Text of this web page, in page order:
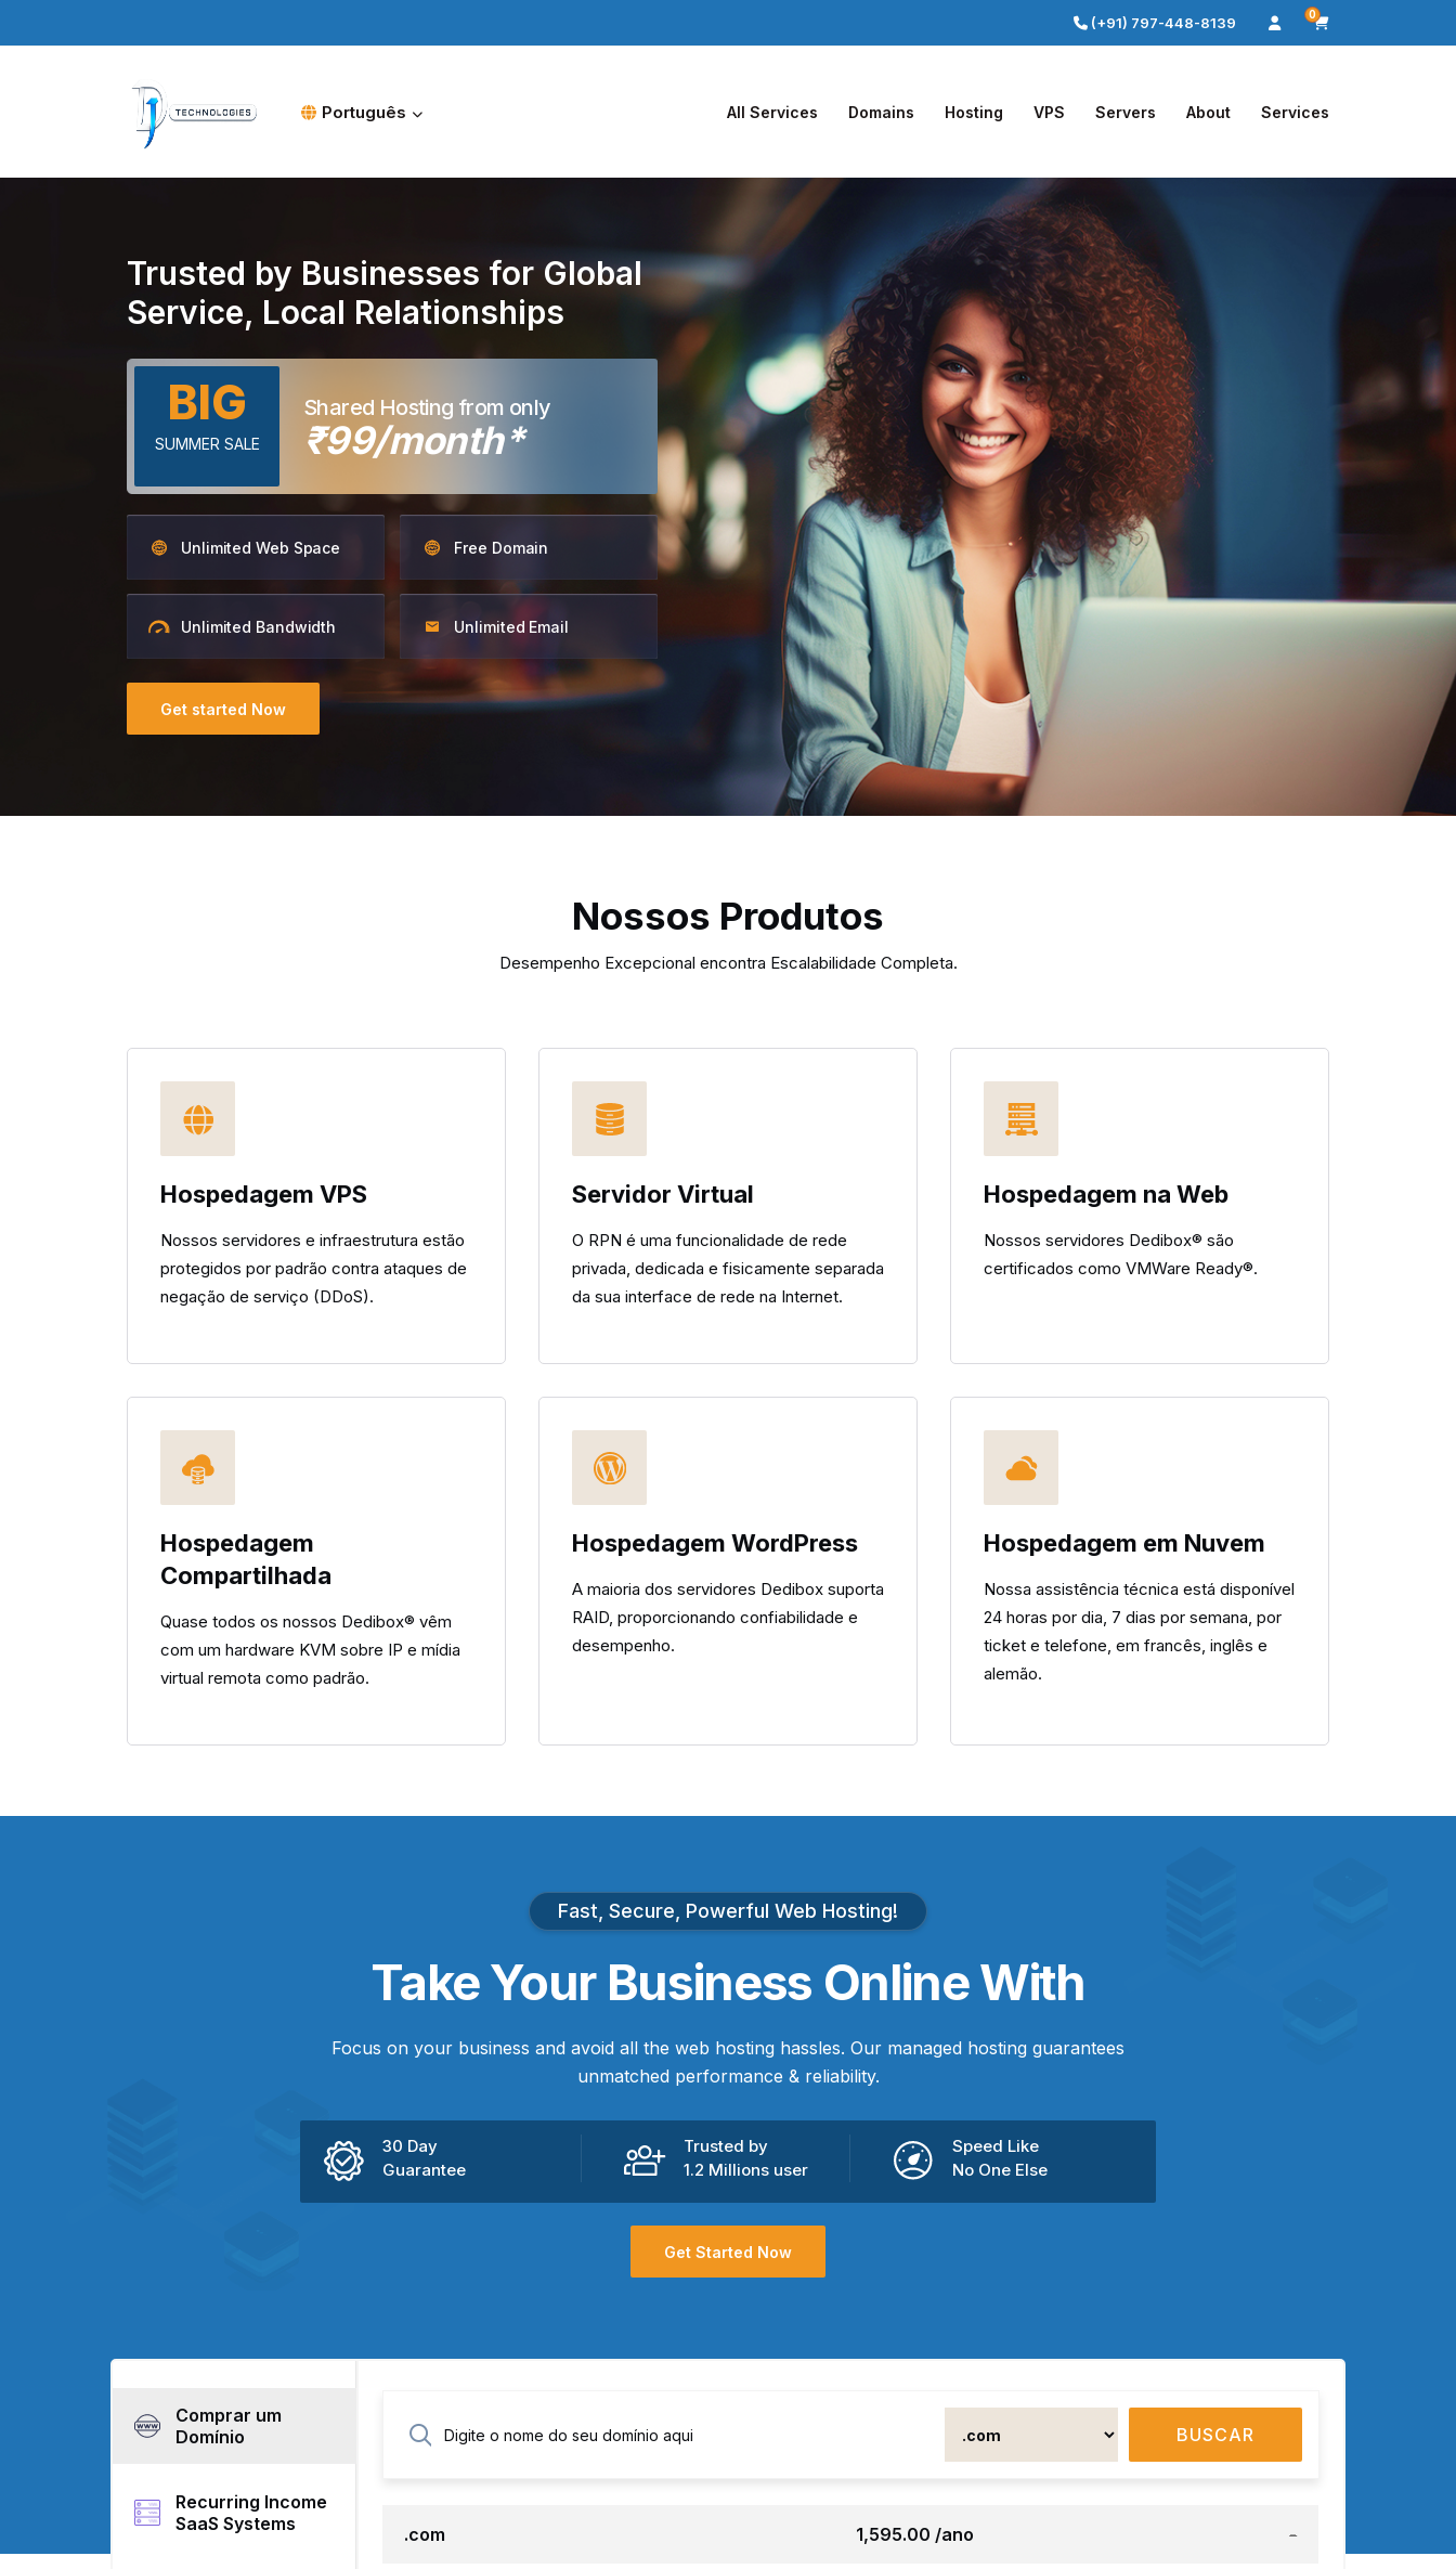
(+91) 797-448-8139 0
Português All Services Domains Hosting VPS Servers About Services
Trusted by Businesses for Global
Service, Local Relationships
BIG
SUMMER SALE
Shared Hosting from only
₹99/month*
Unlimited Web Space Free Domain
Unlimited Bandwidth Unlimited Email
Get started Now
Nossos Produtos
Desempenho Excepcional encontra Escalabilidade Completa.
Hospedagem VPS
Nossos servidores e infraestrutura estão
protegidos por padrão contra ataques de
negação de serviço (DDoS).
Servidor Virtual
O RPN é uma funcionalidade de rede
privada, dedicada e fisicamente separada
da sua interface de rede na Internet.
Hospedagem na Web
Nossos servidores Dedibox® são
certificados como VMWare Ready®.
Hospedagem
Compartilhada
Quase todos os nossos Dedibox® vêm
com um hardware KVM sobre IP e mídia
virtual remota como padrão.
Hospedagem WordPress
A maioria dos servidores Dedibox suporta
RAID, proporcionando confiabilidade e
desempenho.
Hospedagem em Nuvem
Nossa assistência técnica está disponível
24 horas por dia, 7 dias por semana, por
ticket e telefone, em francês, inglês e
alemão.
Fast, Secure, Powerful Web Hosting!
TakeYour Business Online With
Focus on your business and avoid all the web hosting hassles. Our managed hosting guarantees
unmatched performance & reliability.
30 Day
Guarantee
Trusted by
1.2 Millions user
Speed Like
No One Else
Get Started Now
Comprar um
Domínio
Recurring Income
SaaS Systems
BUSCAR
.com ₹1,595.00 /ano -